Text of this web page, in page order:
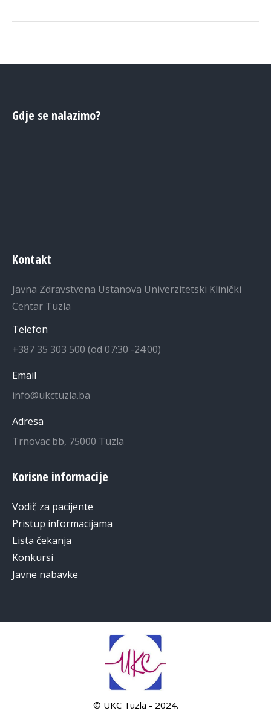
Gdje se nalazimo?
Kontakt
Javna Zdravstvena Ustanova Univerzitetski Klinički
Centar Tuzla
Telefon
+387 35 303 500 (od 07:30 -24:00)
Email
info@ukctuzla.ba
Adresa
Trnovac bb, 75000 Tuzla
Korisne informacije
Vodič za pacijente
Pristup informacijama
Lista čekanja
Konkursi
Javne nabavke
© UKC Tuzla - 2024.